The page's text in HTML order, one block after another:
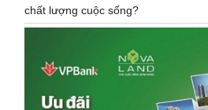
chất lượng cuộc sống?